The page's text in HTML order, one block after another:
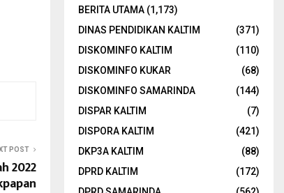
POST
2022
BERITA UTAMA (1,173)
DINAS PENDIDIKAN KALTIM
(371)
DISKOMINFO KALTIM
(110)
DISKOMINFO KUKAR
(68)
DISKOMINFO SAMARINDA
(144)
DISPAR KALTIM
(7)
DISPORA KALTIM
(421)
DKP3A KALTIM
(88)
DPRD KALTIM
(172)